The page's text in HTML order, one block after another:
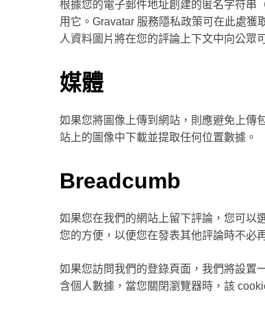
根據您的電子郵件地址創建的匿名字符串
用它。Gravatar 服務隱私政策可在此處獲
人資料圖片將在您的評論上下文中向公眾
媒體
如果您將圖像上傳到網站，則應避免上傳
站上的圖像中下載並提取任何位置數據。
Breadcumb
如果您在我們的網站上留下評論，您可以
您的方便，以便您在發表其他評論時不必
如果您訪問我們的登錄頁面，我們將設置
含個人數據，當您關閉瀏覽器時，該